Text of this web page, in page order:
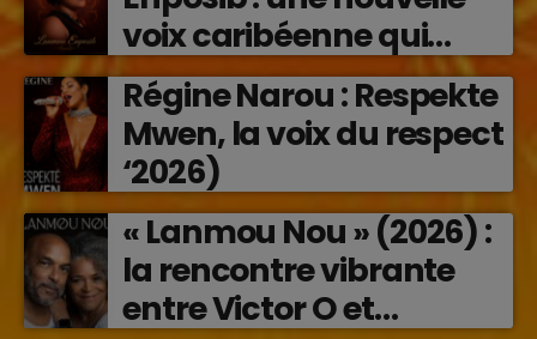
voix caribéenne qui
transforme les émotions
en musique (2026)
Régine Narou : Respekte
Mwen, la voix du respect
‘2026)
« Lanmou Nou » (2026) :
la rencontre vibrante
entre Victor O et